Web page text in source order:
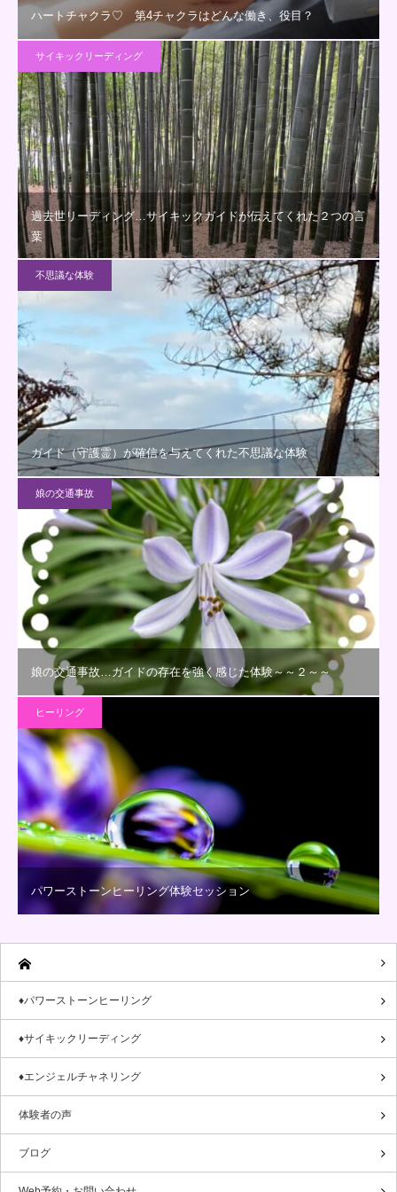
ハートチャクラ♡ 第4チャクラはどんな働き、役目？
サイキックリーディング
過去世リーディング…サイキックガイドが伝えてくれた２つの言
葉
不思議な体験
ガイド（守護霊）が確信を与えてくれた不思議な体験
娘の交通事故
娘の交通事故…ガイドの存在を強く感じた体験～～２～～
ヒーリング
パワーストーンヒーリング体験セッション
♦パワーストーンヒーリング
♦サイキックリーディング
♦エンジェルチャネリング
体験者の声
ブログ